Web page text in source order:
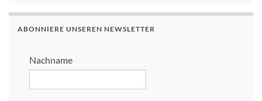
ABONNIERE UNSEREN NEWSLETTER
Nachname